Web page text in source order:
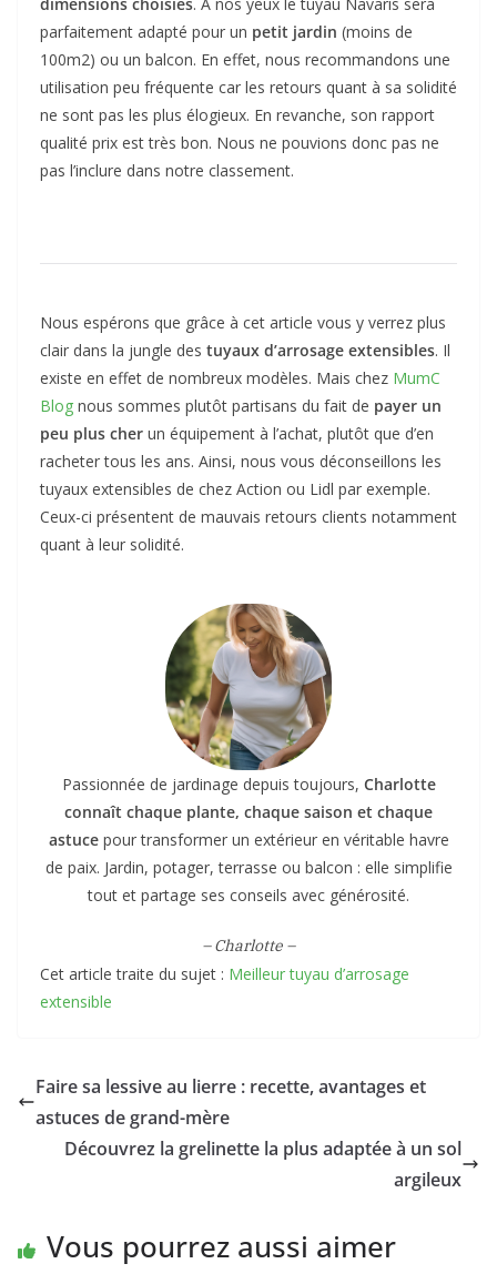
dimensions choisies. À nos yeux le tuyau Navaris sera
parfaitement adapté pour un petit jardin (moins de
100m2) ou un balcon. En effet, nous recommandons une
utilisation peu fréquente car les retours quant à sa solidité
ne sont pas les plus élogieux. En revanche, son rapport
qualité prix est très bon. Nous ne pouvions donc pas ne
pas l’inclure dans notre classement.
Nous espérons que grâce à cet article vous y verrez plus
clair dans la jungle des tuyaux d’arrosage extensibles. Il
existe en effet de nombreux modèles. Mais chez MumC
Blog nous sommes plutôt partisans du fait de payer un
peu plus cher un équipement à l’achat, plutôt que d’en
racheter tous les ans. Ainsi, nous vous déconseillons les
tuyaux extensibles de chez Action ou Lidl par exemple.
Ceux-ci présentent de mauvais retours clients notamment
quant à leur solidité.
Passionnée de jardinage depuis toujours, Charlotte
connaît chaque plante, chaque saison et chaque
astucepour transformer un extérieur en véritable havre
de paix. Jardin, potager, terrasse ou balcon : elle simplifie
tout et partage ses conseils avec générosité.
– Charlotte –
Cet article traite du sujet : Meilleur tuyau d’arrosage
extensible
Faire sa lessive au lierre : recette, avantages et
astuces de grand-mère
Découvrez la grelinette la plus adaptée à un sol
argileux
Vous pourrez aussi aimer